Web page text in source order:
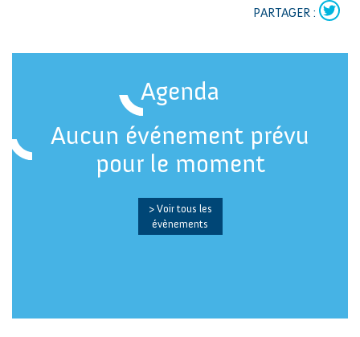
PARTAGER :
Agenda
Aucun événement prévu
pour le moment
> Voir tous les
évènements